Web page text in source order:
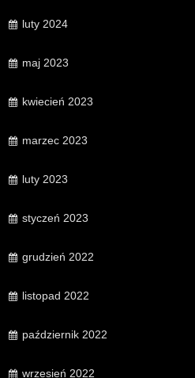
luty 2024
maj 2023
kwiecień 2023
marzec 2023
luty 2023
styczeń 2023
grudzień 2022
listopad 2022
październik 2022
wrzesień 2022